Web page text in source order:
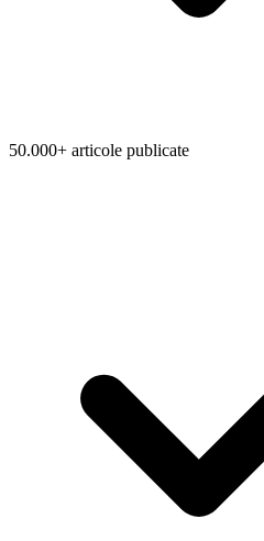
50.000+ articole publicate